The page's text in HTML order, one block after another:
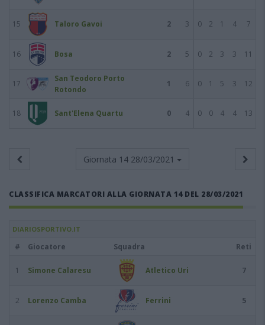
15 Taloro Gavoi 2 3 0 2 1 4 7
16 Bosa 2 5 0 2 3 3 11
17
San Teodoro Porto
Rotondo
1 6 0 1 5 3 12
18 Sant'Elena Quartu 0 4 0 0 4 4 13
Giornata 14 28/03/2021
CLASSIFICA MARCATORI ALLA GIORNATA 14 DEL 28/03/2021
DIARIOSPORTIVO.IT
# Giocatore Squadra Reti
1 Simone Calaresu Atletico Uri 7
2 Lorenzo Camba Ferrini 5